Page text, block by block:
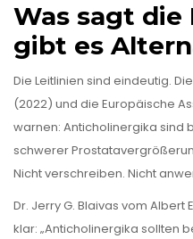
Was sagt die
gibt es
Die Leitlinien sind eindeutig.
(2022) und die Europäische
warnen: Anticholinergika sind
schwerer
Nicht verschreiben. Nicht
Dr. Jerry G. Blaivas vom
klar: „Anticholinergika sollten